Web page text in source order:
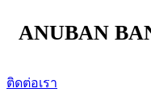
ANUBAN
ติดต่อเรา